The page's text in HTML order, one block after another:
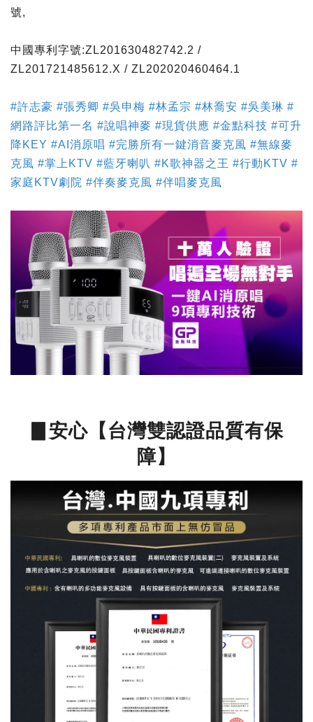
號,
中國專利字號:ZL201630482742.2 /
ZL201721485612.X / ZL202020460464.1
#許志豪 #張秀卿 #吳申梅 #林孟宗 #林喬安 #吳美琳 #
網路評比第一名 #說唱神麥 #現貨供應 #金點科技 #可升
降KEY #AI消原唱 #完勝所有一鍵消音麥克風 #無線麥
克風 #掌上KTV #藍牙喇叭 #K歌神器之王 #行動KTV #
家庭KTV劇院 #伴奏麥克風 #伴唱麥克風
▊安心【台灣雙認證品質有保
障】